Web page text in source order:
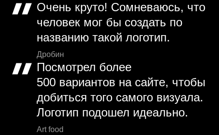
Очень круто! Сомневаюсь, что
человек мог бы создать по
названию такой логотип.
Дробин
Посмотрел более
500 вариантов на сайте, чтобы
добиться того самого визуала.
Логотип подошел идеально.
Art food